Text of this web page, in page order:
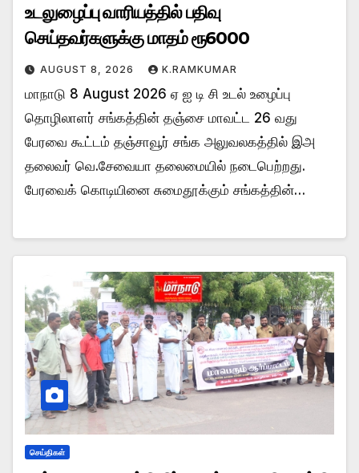
உடலுழைப்பு வாரியத்தில் பதிவு
செய்தவர்களுக்கு மாதம் ரூ6000
AUGUST 8, 2026 K.RAMKUMAR
மாநாடு 8 August 2026 ஏ ஐ டி சி உடல் உழைப்பு
தொழிலாளர் சங்கத்தின் தஞ்சை மாவட்ட 26 வது
பேரவை கூட்டம் தஞ்சாவூர் சங்க அலுவலகத்தில் இஅ
தலைவர் வெ.சேவையா தலைமையில் நடைபெற்றது.
பேரவைக் கொடியினை சுமைதூக்கும் சங்கத்தின்…
செய்திகள்